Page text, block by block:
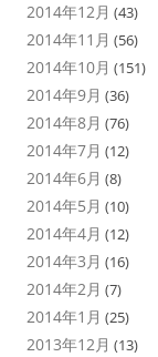
2014年12月 (43)
2014年11月 (56)
2014年10月 (151)
2014年9月 (36)
2014年8月 (76)
2014年7月 (12)
2014年6月 (8)
2014年5月 (10)
2014年4月 (12)
2014年3月 (16)
2014年2月 (7)
2014年1月 (25)
2013年12月 (13)